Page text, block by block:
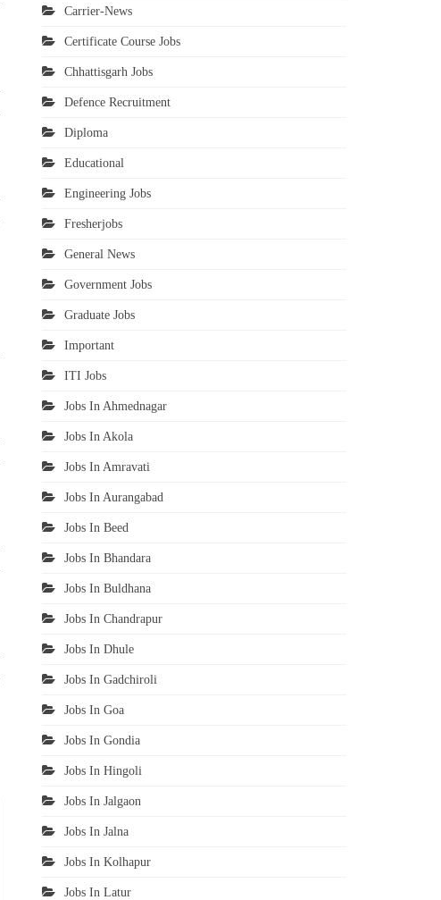
Carrier-News
Certificate Course Jobs
Chhattisgarh Jobs
Defence Recruitment
Diploma
Educational
Engineering Jobs
Fresherjobs
General News
Government Jobs
Graduate Jobs
Important
ITI Jobs
Jobs In Ahmednagar
Jobs In Akola
Jobs In Amravati
Jobs In Aurangabad
Jobs In Beed
Jobs In Bhandara
Jobs In Buldhana
Jobs In Chandrapur
Jobs In Dhule
Jobs In Gadchiroli
Jobs In Goa
Jobs In Gondia
Jobs In Hingoli
Jobs In Jalgaon
Jobs In Jalna
Jobs In Kolhapur
Jobs In Latur